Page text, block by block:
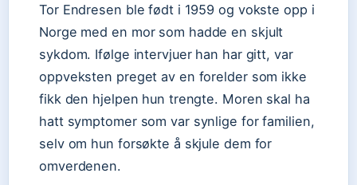
Tor Endresen ble født i 1959 og vokste opp i
Norge med en mor som hadde en skjult
sykdom. Ifølge intervjuer han har gitt, var
oppveksten preget av en forelder som ikke
fikk den hjelpen hun trengte. Moren skal ha
hatt symptomer som var synlige for familien,
selv om hun forsøkte å skjule dem for
omverdenen.